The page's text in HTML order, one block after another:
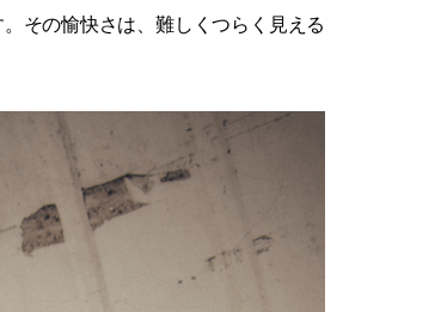
その愉快さは、難しくつらく見える